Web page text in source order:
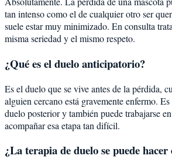
tan intenso como el de cualquier otro ser
suele estar muy minimizado. En consulta
misma seriedad y el mismo respeto.
¿Qué es el duelo anticipatorio?
Es el duelo que se vive antes de la pérdida,
alguien cercano está gravemente enfermo.
duelo posterior y también puede trabajarse
acompañar esa etapa tan difícil.
¿La terapia de duelo se puede hacer